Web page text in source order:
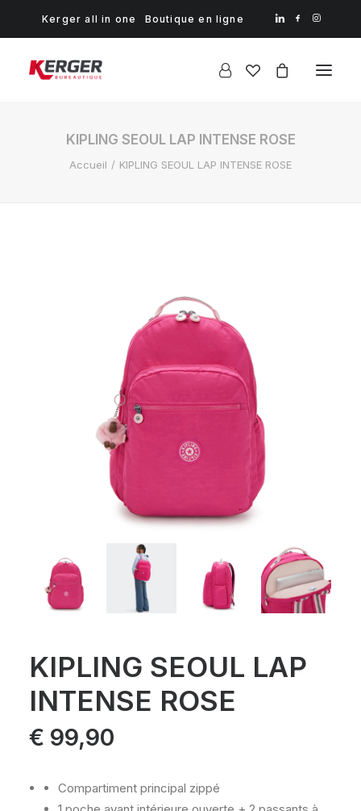
Kerger all in one Boutique en ligne
KIPLING SEOUL LAP INTENSE ROSE
Accueil KIPLING SEOUL LAP INTENSE ROSE
KIPLING SEOUL LAP
INTENSE ROSE
€ 99,90
Compartiment principal zippé